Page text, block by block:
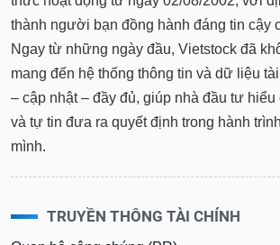
thành người bạn đồng hành đáng tin cậy
Ngay từ những ngày đầu, Vietstock đã
mang đến hệ thống thông tin và dữ liệu
– cập nhật – đầy đủ, giúp nhà đầu tư hiểu
và tự tin đưa ra quyết định trong hành
mình.
TRUYỀN THÔNG TÀI CHÍNH
Dữ
liệu
tài
chính